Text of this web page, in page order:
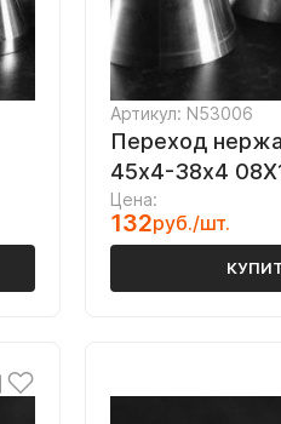
Артикул: N53006
Переход
45х4-38х4
Цена:
132руб./шт.